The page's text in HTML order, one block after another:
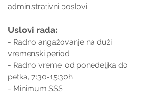
administrativni poslovi
Uslovi rada:
- Radno angažovanje na duži
vremenski period
- Radno vreme: od ponedeljka do
petka, 7:30-15:30h
- Minimum SSS